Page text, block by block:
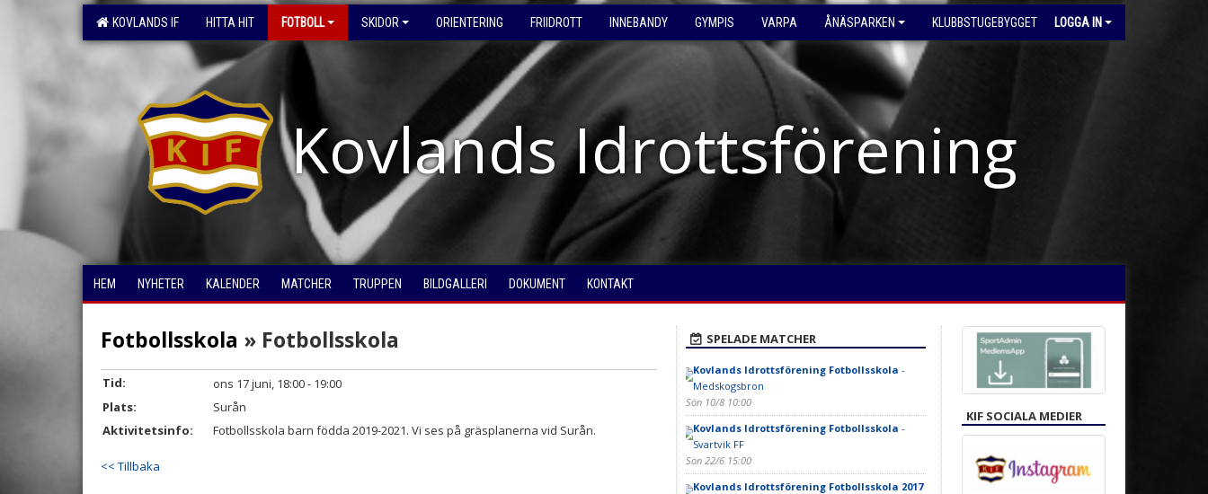
KOVLANDS IF HITTA HIT FOTBOLL SKIDOR ORIENTERING FRIIDROTT INNEBANDY GYMPIS VARPA ÅNÄSPARKEN KLUBBSTUGEBYGGET LOGGA IN
Kovlands Idrottsförening
HEM NYHETER KALENDER MATCHER TRUPPEN BILDGALLERI DOKUMENT KONTAKT
Fotbollsskola » Fotbollsskola
Tid:
ons 17 juni, 18:00 - 19:00
Plats:
Surån
Aktivitetsinfo:
Fotbollsskola barn födda 2019-2021. Vi ses på gräsplanerna vid Surån.
<< Tillbaka
SPELADE MATCHER
Kovlands Idrottsförening Fotbollsskola -
Medskogsbron
Sön 10/8 10:00
Kovlands Idrottsförening Fotbollsskola -
Svartvik FF
Sön 22/6 15:00
Kovlands Idrottsförening Fotbollsskola 2017
KIF SOCIALA MEDIER